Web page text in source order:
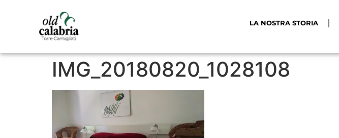
LA NOSTRA STORIA
IMG_20180820_1028108